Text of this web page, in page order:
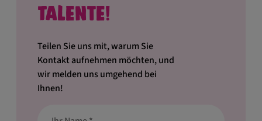
Talente!
Teilen Sie uns mit, warum Sie
Kontakt aufnehmen möchten, und
wir melden uns umgehend bei
Ihnen!